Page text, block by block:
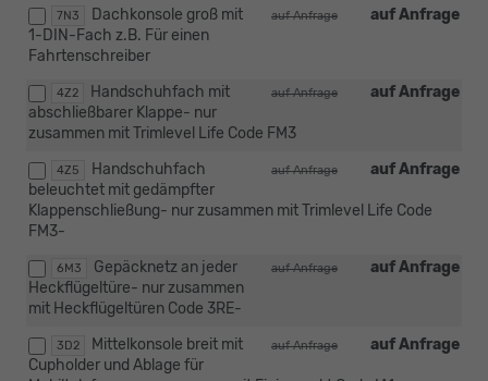
7N3 auf Anfrage
auf Anfrage
Dachkonsole groß mit
1-DIN-Fach z.B. Für einen
Fahrtenschreiber
4Z2 auf Anfrage
auf Anfrage
Handschuhfach mit
abschließbarer Klappe- nur
zusammen mit Trimlevel Life Code FM3
4Z5 auf Anfrage
auf Anfrage
Handschuhfach
beleuchtet mit gedämpfter
Klappenschließung- nur zusammen mit Trimlevel Life Code
FM3-
6M3 auf Anfrage
auf Anfrage
Gepäcknetz an jeder
Heckflügeltüre- nur zusammen
mit Heckflügeltüren Code 3RE-
3D2 auf Anfrage
auf Anfrage
Mittelkonsole breit mit
Cupholder und Ablage für